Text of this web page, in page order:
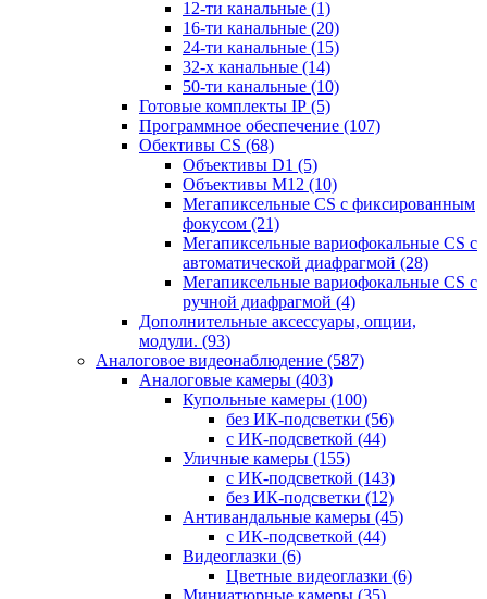
12-ти канальные (1)
16-ти канальные (20)
24-ти канальные (15)
32-х канальные (14)
50-ти канальные (10)
Готовые комплекты IP (5)
Программное обеспечение (107)
Обективы CS (68)
Объективы D1 (5)
Объективы M12 (10)
Мегапиксельные CS c фиксированным
фокусом (21)
Мегапиксельные вариофокальные CS c
автоматической диафрагмой (28)
Мегапиксельные вариофокальные CS c
ручной диафрагмой (4)
Дополнительные аксессуары, опции,
модули. (93)
Аналоговое видеонаблюдение (587)
Аналоговые камеры (403)
Купольные камеры (100)
без ИК-подсветки (56)
с ИК-подсветкой (44)
Уличные камеры (155)
с ИК-подсветкой (143)
без ИК-подсветки (12)
Антивандальные камеры (45)
с ИК-подсветкой (44)
Видеоглазки (6)
Цветные видеоглазки (6)
Миниатюрные камеры (35)